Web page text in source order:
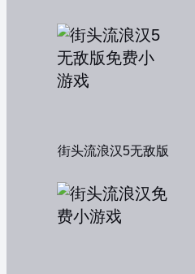
街头流浪汉5无敌版